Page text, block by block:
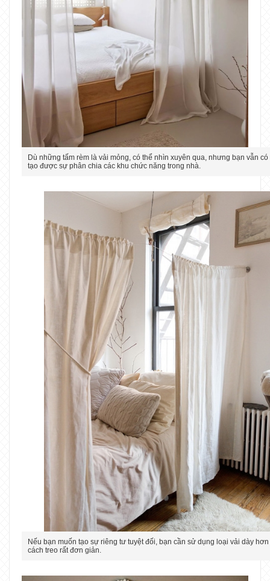
Dù những tấm rèm là vải mỏng, có thể nhìn xuyên qua, nhưng bạn vẫn có
tạo được sự phân chia các khu chức năng trong nhà.
Nếu bạn muốn tạo sự riêng tư tuyệt đối, bạn cần sử dụng loại vải dày
cách treo rất đơn giản.